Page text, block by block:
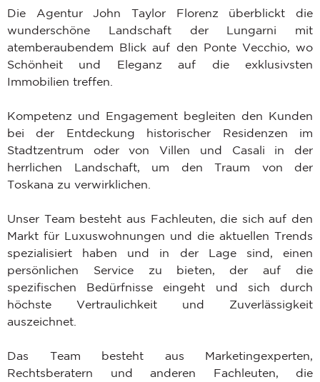
Die Agentur John Taylor Florenz überblickt die
wunderschöne Landschaft der Lungarni mit
atemberaubendem Blick auf den Ponte Vecchio, wo
Schönheit und Eleganz auf die exklusivsten
Immobilien treffen.
Kompetenz und Engagement begleiten den Kunden
bei der Entdeckung historischer Residenzen im
Stadtzentrum oder von Villen und Casali in der
herrlichen Landschaft, um den Traum von der
Toskana zu verwirklichen.
Unser Team besteht aus Fachleuten, die sich auf den
Markt für Luxuswohnungen und die aktuellen Trends
spezialisiert haben und in der Lage sind, einen
persönlichen Service zu bieten, der auf die
spezifischen Bedürfnisse eingeht und sich durch
höchste Vertraulichkeit und Zuverlässigkeit
auszeichnet.
Das Team besteht aus Marketingexperten,
Rechtsberatern und anderen Fachleuten, die